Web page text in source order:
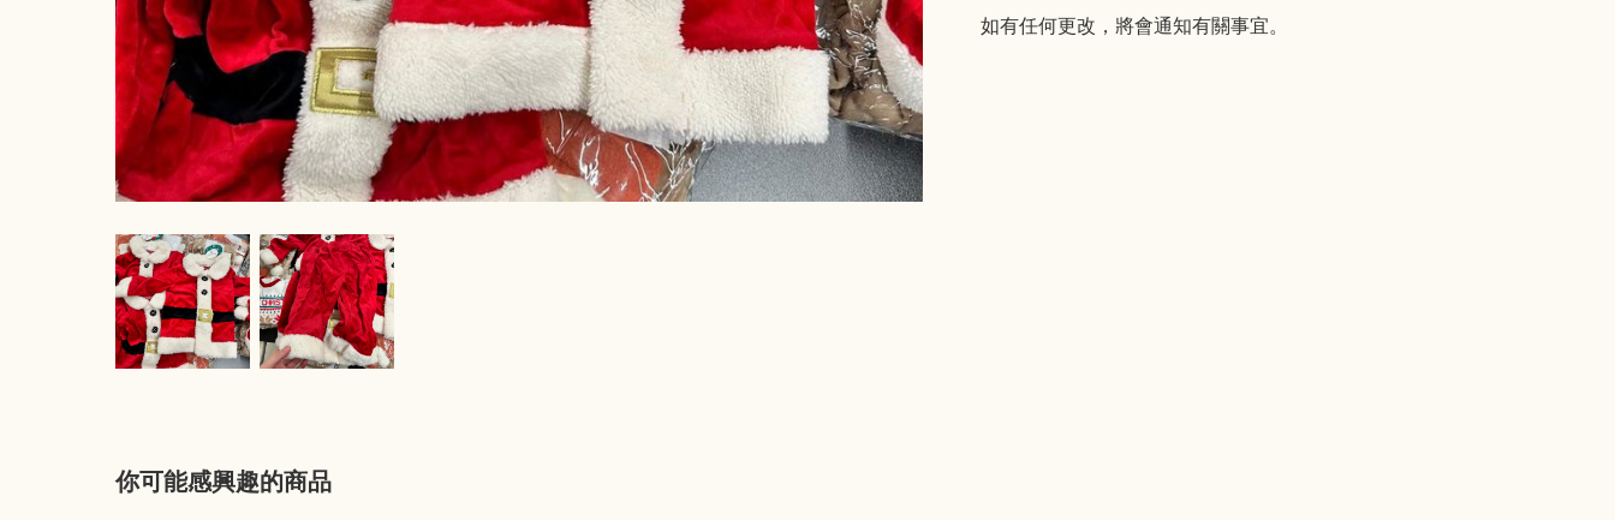
如有任何更改，將會通知有關事宜。
你可能感興趣的商品